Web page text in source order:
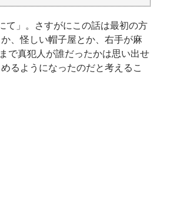
て」。さすがにこの話は最初の方
、怪しい帽子屋とか、右手が麻
で真犯人が誰だったかは思い出せ
るようになったのだと考えるこ